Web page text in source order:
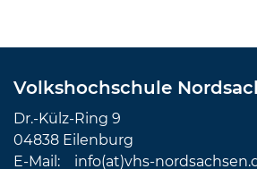
Volkshochschule
Dr.-Külz-Ring 9
04838 Eilenburg
E-Mail: info(at)vhs-